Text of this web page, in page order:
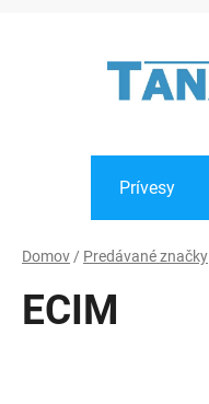
Prívesy
Domov / Predávané značky
ECIM